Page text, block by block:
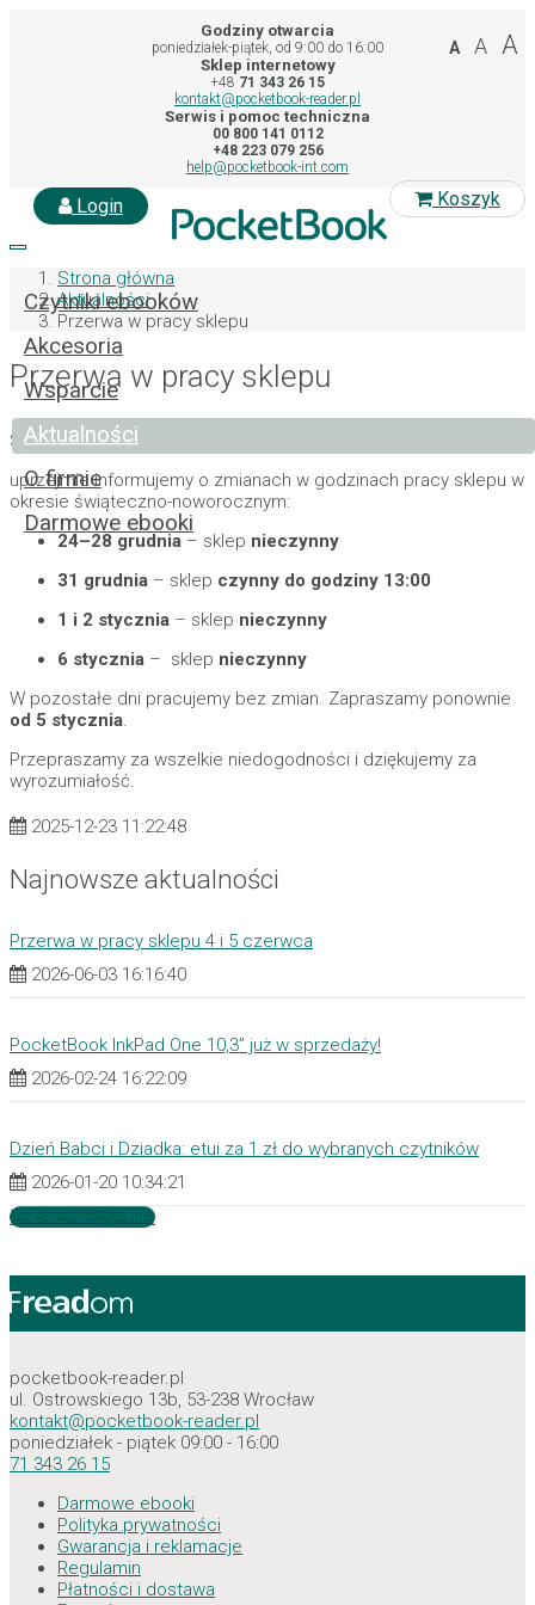
Godziny otwarcia
poniedziałek-piątek, od 9:00 do 16:00
Sklep internetowy
+48 71 343 26 15
kontakt@pocketbook-reader.pl
Serwis i pomoc techniczna
00 800 141 0112
+48 223 079 256
help@pocketbook-int.com
Koszyk
Login
A A A
Toggle
navigation
Czytniki ebooków
Akcesoria
Wsparcie
Aktualności
O firmie
Darmowe ebooki
Strona główna
Aktualności
Przerwa w pracy sklepu
Przerwa w pracy sklepu
Szanowni Państwo,
uprzejmie informujemy o zmianach w godzinach pracy sklepu w
okresie świąteczno-noworocznym:
24–28 grudnia – sklep nieczynny
31 grudnia – sklep czynny do godziny 13:00
1 i 2 stycznia – sklep nieczynny
6 stycznia – sklep nieczynny
W pozostałe dni pracujemy bez zmian. Zapraszamy ponownie
od 5 stycznia.
Przepraszamy za wszelkie niedogodności i dziękujemy za
wyrozumiałość.
2025-12-23 11:22:48
Najnowsze aktualności
Przerwa w pracy sklepu 4 i 5 czerwca
2026-06-03 16:16:40
PocketBook InkPad One 10,3” już w sprzedaży!
2026-02-24 16:22:09
Dzień Babci i Dziadka: etui za 1 zł do wybranych czytników
2026-01-20 10:34:21
Zobacz wszystkie
pocketbook-reader.pl
ul. Ostrowskiego 13b, 53-238 Wrocław
kontakt@pocketbook-reader.pl
poniedziałek - piątek 09:00 - 16:00
71 343 26 15
Darmowe ebooki
Polityka prywatności
Gwarancja i reklamacje
Regulamin
Płatności i dostawa